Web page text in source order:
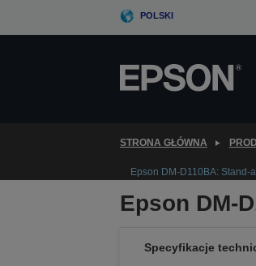
POLSKI
STRONA GŁÓWNA
Epson DM-D110BA: Stand-
Epson DM-
Specyfikacje